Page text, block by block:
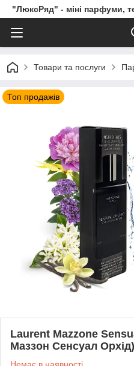
"ЛюксРяд" - міні парфуми,
Товари та послуги
Топ продажів
Laurent Mazzone
Маззон Сенсуал
Немає в наявності